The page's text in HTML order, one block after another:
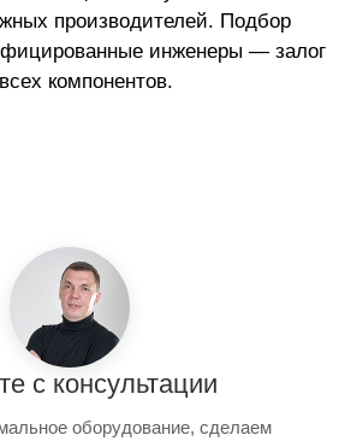
производителей. Подбор
инженеры — залог
компонентов.
с консультации
оборудование, сделаем